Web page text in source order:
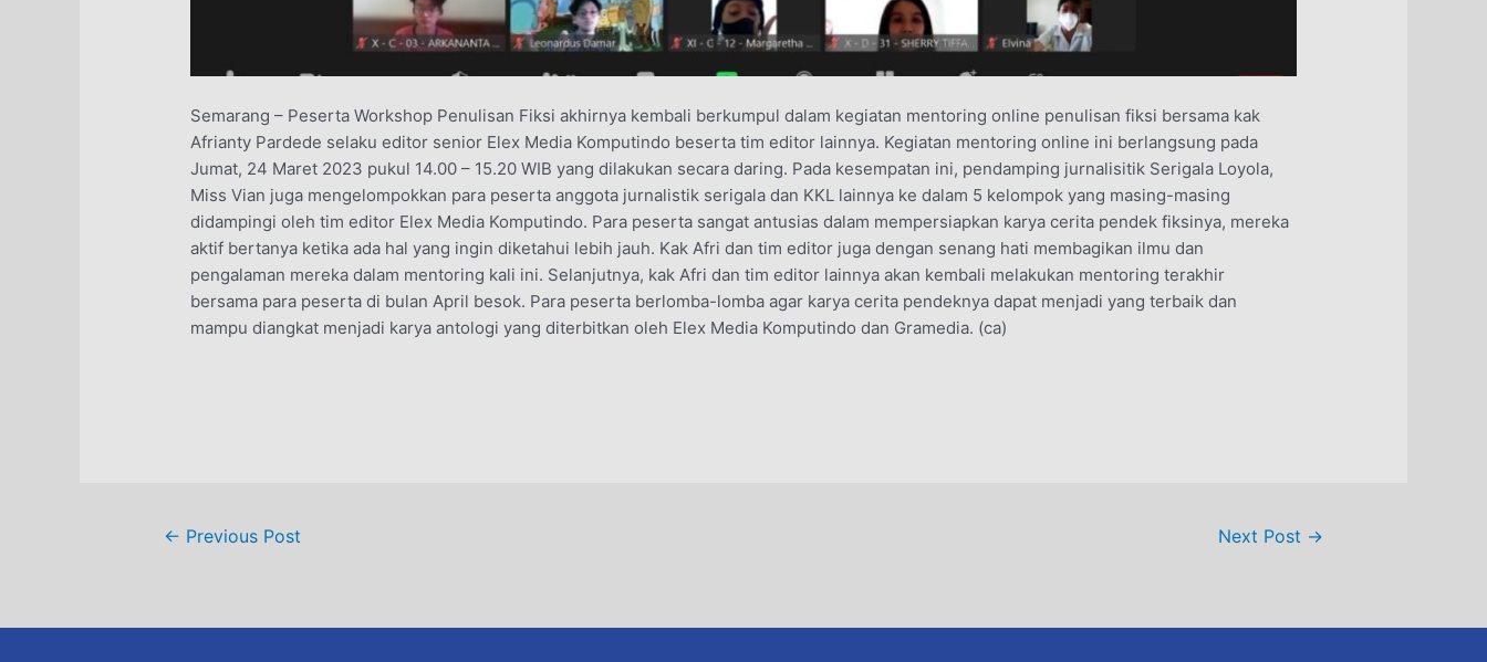
Semarang – Peserta Workshop Penulisan Fiksi akhirnya kembali berkumpul dalam kegiatan mentoring online penulisan fiksi bersama kak
Afrianty Pardede selaku editor senior Elex Media Komputindo beserta tim editor lainnya. Kegiatan mentoring online ini berlangsung pada
Jumat, 24 Maret 2023 pukul 14.00 – 15.20 WIB yang dilakukan secara daring. Pada kesempatan ini, pendamping jurnalisitik Serigala Loyola,
Miss Vian juga mengelompokkan para peserta anggota jurnalistik serigala dan KKL lainnya ke dalam 5 kelompok yang masing-masing
didampingi oleh tim editor Elex Media Komputindo. Para peserta sangat antusias dalam mempersiapkan karya cerita pendek fiksinya, mereka
aktif bertanya ketika ada hal yang ingin diketahui lebih jauh. Kak Afri dan tim editor juga dengan senang hati membagikan ilmu dan
pengalaman mereka dalam mentoring kali ini. Selanjutnya, kak Afri dan tim editor lainnya akan kembali melakukan mentoring terakhir
bersama para peserta di bulan April besok. Para peserta berlomba-lomba agar karya cerita pendeknya dapat menjadi yang terbaik dan
mampu diangkat menjadi karya antologi yang diterbitkan oleh Elex Media Komputindo dan Gramedia. (ca)
Post← Previous Post Next Post →